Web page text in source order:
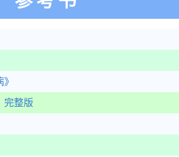
完整版